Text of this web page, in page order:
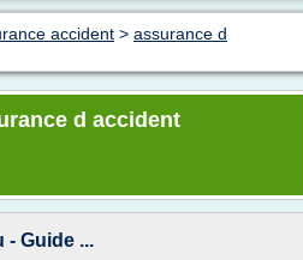
accident > assurance d
d accident
Guide ...